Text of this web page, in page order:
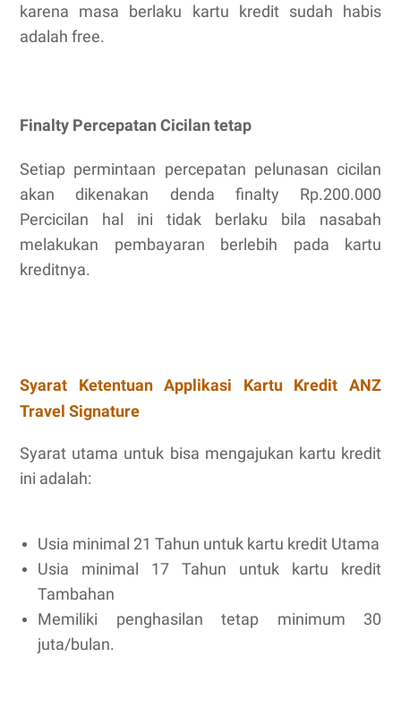
karena masa berlaku kartu kredit sudah habis
adalah free.
Finalty Percepatan Cicilan tetap
Setiap permintaan percepatan pelunasan cicilan
akan dikenakan denda finalty Rp.200.000
Percicilan hal ini tidak berlaku bila nasabah
melakukan pembayaran berlebih pada kartu
kreditnya.
Syarat Ketentuan Applikasi Kartu Kredit ANZ
Travel Signature
Syarat utama untuk bisa mengajukan kartu kredit
ini adalah:
Usia minimal 21 Tahun untuk kartu kredit Utama
Usia minimal 17 Tahun untuk kartu kredit
Tambahan
Memiliki penghasilan tetap minimum 30
juta/bulan.